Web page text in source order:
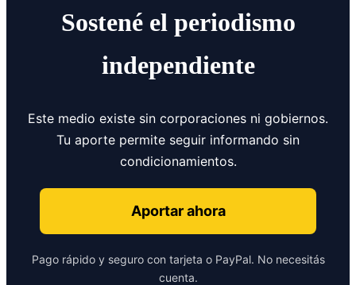
Sostené el periodismo
independiente
Este medio existe sin corporaciones ni gobiernos.
Tu aporte permite seguir informando sin
condicionamientos.
Aportar ahora
Pago rápido y seguro con tarjeta o PayPal. No necesitás
cuenta.